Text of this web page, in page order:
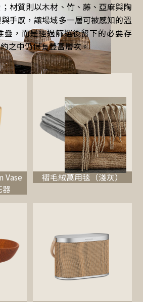
材質則以木材、竹、藤、亞麻與陶
手感，讓場域多一層可被感知的溫
疊，而是經過篩選後留下的必要存
之中仍保有豐富層次。
Vase
器
褶毛絨萬用毯（淺灰）